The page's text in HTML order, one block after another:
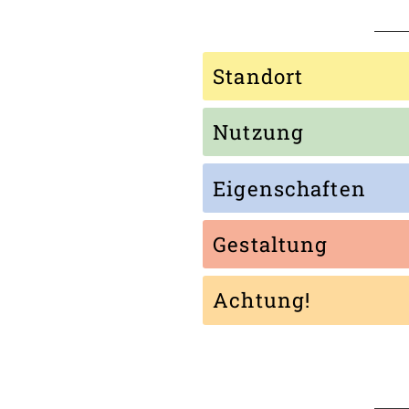
Standort
Nutzung
Eigenschaften
Gestaltung
Achtung!